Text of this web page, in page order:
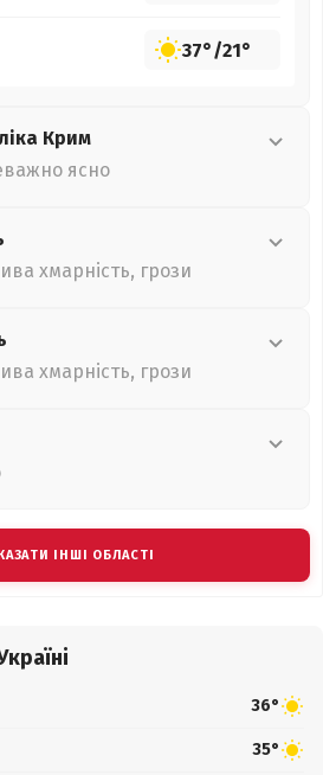
37°/21°
Крим
ясно
хмарність, грози
хмарність, грози
ІНШІ ОБЛАСТІ
36°
35°